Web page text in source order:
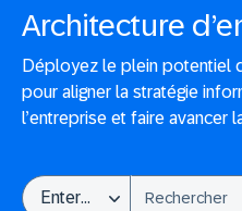
Architecture
Déployez le plein potentiel
pour aligner la stratégie
l’entreprise et faire avancer
Enterprise Architecture Management
Il s'agit d'un champ de